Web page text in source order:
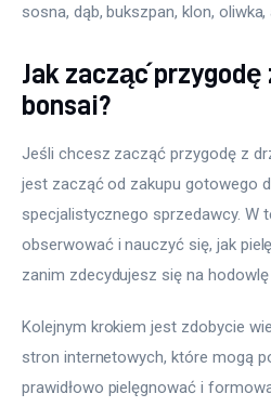
sosna, dąb, bukszpan, klon,
Jak zacząć
bonsai?
Jeśli chcesz zacząć przygodę z
jest zacząć od zakupu gotowego
specjalistycznego sprzedawcy. W
obserwować i nauczyć się, jak
zanim zdecydujesz się na
Kolejnym krokiem jest zdobycie
stron internetowych, które mogą
prawidłowo pielęgnować i